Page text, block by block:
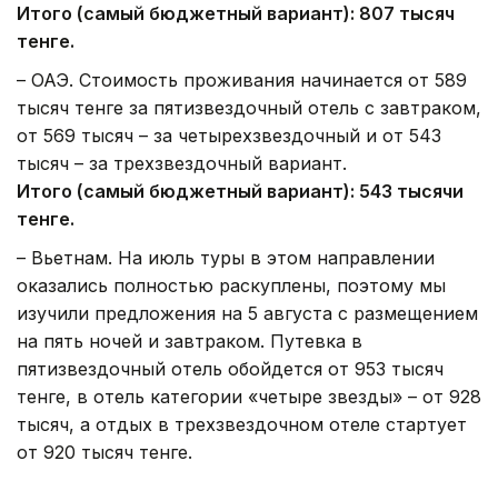
Итого (самый бюджетный вариант): 807 тысяч
тенге.
– ОАЭ. Стоимость проживания начинается от 589
тысяч тенге за пятизвездочный отель с завтраком,
от 569 тысяч – за четырехзвездочный и от 543
тысяч – за трехзвездочный вариант.
Итого (самый бюджетный вариант): 543 тысячи
тенге.
– Вьетнам. На июль туры в этом направлении
оказались полностью раскуплены, поэтому мы
изучили предложения на 5 августа с размещением
на пять ночей и завтраком. Путевка в
пятизвездочный отель обойдется от 953 тысяч
тенге, в отель категории «четыре звезды» – от 928
тысяч, а отдых в трехзвездочном отеле стартует
от 920 тысяч тенге.